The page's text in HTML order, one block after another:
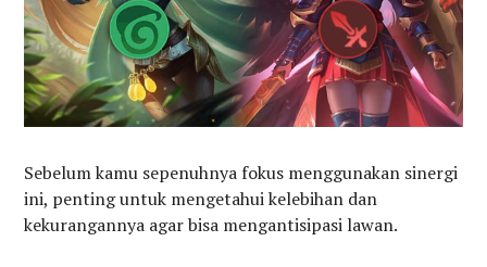
Sebelum kamu sepenuhnya fokus menggunakan sinergi
ini, penting untuk mengetahui kelebihan dan
kekurangannya agar bisa mengantisipasi lawan.